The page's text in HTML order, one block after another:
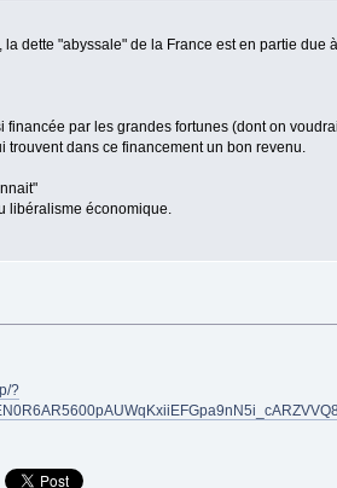
dette "abyssale" de la France est en partie due
par les grandes fortunes (dont on
dans ce financement un bon revenu.
libéralisme économique.
?